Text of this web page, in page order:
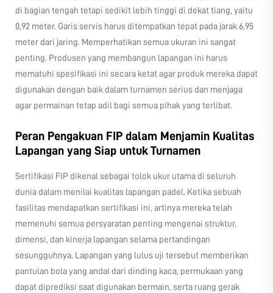
di bagian tengah tetapi sedikit lebih tinggi di dekat tiang, yaitu
0,92 meter. Garis servis harus ditempatkan tepat pada jarak 6,95
meter dari jaring. Memperhatikan semua ukuran ini sangat
penting. Produsen yang membangun lapangan ini harus
mematuhi spesifikasi ini secara ketat agar produk mereka dapat
digunakan dengan baik dalam turnamen serius dan menjaga
agar permainan tetap adil bagi semua pihak yang terlibat.
Peran Pengakuan FIP dalam Menjamin Kualitas
Lapangan yang Siap untuk Turnamen
Sertifikasi FIP dikenal sebagai tolok ukur utama di seluruh
dunia dalam menilai kualitas lapangan padel. Ketika sebuah
fasilitas mendapatkan sertifikasi ini, artinya mereka telah
memenuhi semua persyaratan penting mengenai struktur,
dimensi, dan kinerja lapangan selama pertandingan
sesungguhnya. Lapangan yang lulus uji tersebut memberikan
pantulan bola yang andal dari dinding kaca, permukaan yang
dapat diprediksi saat digunakan bermain, serta ruang gerak